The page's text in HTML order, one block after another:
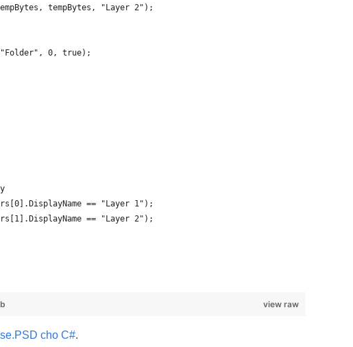
tempBytes, "Layer 2");
0, true);
== "Layer 1");
== "Layer 2");
view raw
cho C#.